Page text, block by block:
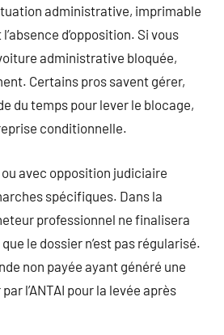
administrative, imprimable
d’opposition. Si vous
administrative bloquée,
Certains pros savent gérer,
du temps pour lever le blocage,
conditionnelle.
avec opposition judiciaire
spécifiques. Dans la
professionnel ne finalisera
le dossier n’est pas régularisé.
non payée ayant généré une
l’ANTAI pour la levée après